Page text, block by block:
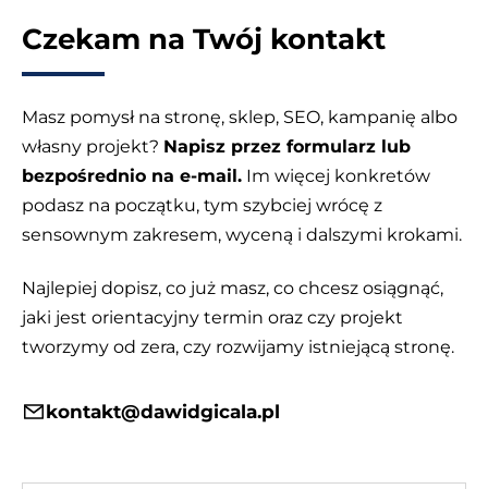
Czekam na Twój kontakt
Masz pomysł na stronę, sklep, SEO, kampanię albo
własny projekt? Napisz przez formularz lub
bezpośrednio na e-mail. Im więcej konkretów
podasz na początku, tym szybciej wrócę z
sensownym zakresem, wyceną i dalszymi krokami.
Najlepiej dopisz, co już masz, co chcesz osiągnąć,
jaki jest orientacyjny termin oraz czy projekt
tworzymy od zera, czy rozwijamy istniejącą stronę.
kontakt@dawidgicala.pl